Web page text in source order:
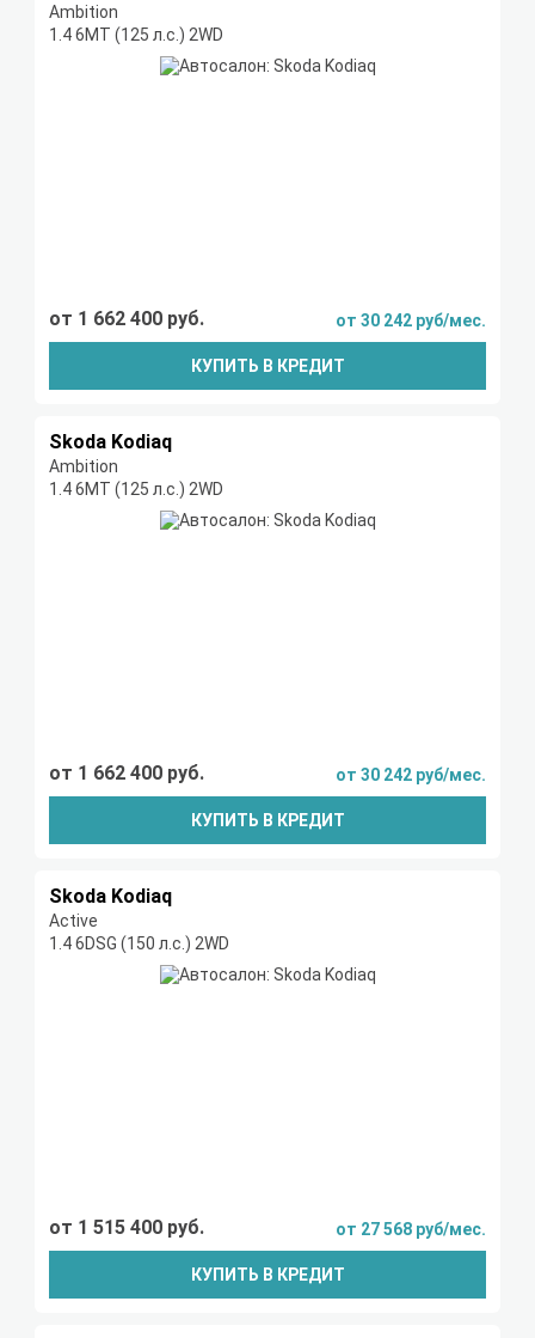
Ambition
1.4 6МТ (125 л.с.) 2WD
от 1 662 400 руб. от 30 242 руб/мес.
КУПИТЬ В КРЕДИТ
Skoda Kodiaq
Ambition
1.4 6МТ (125 л.с.) 2WD
от 1 662 400 руб. от 30 242 руб/мес.
КУПИТЬ В КРЕДИТ
Skoda Kodiaq
Active
1.4 6DSG (150 л.с.) 2WD
от 1 515 400 руб. от 27 568 руб/мес.
КУПИТЬ В КРЕДИТ